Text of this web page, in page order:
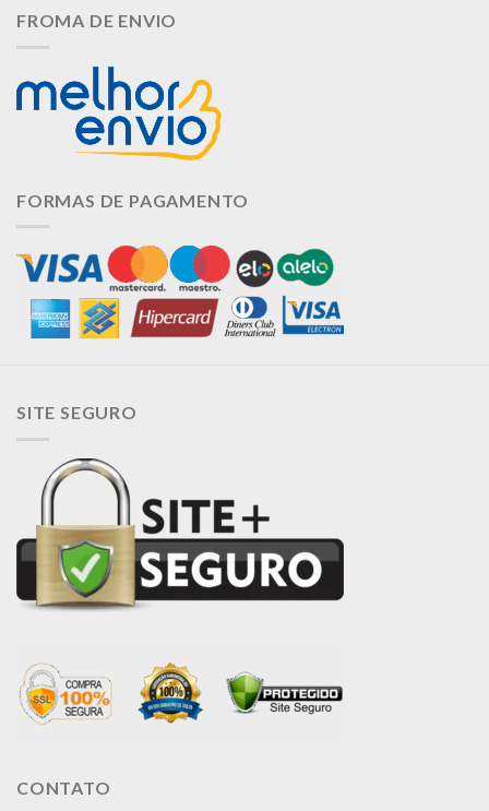
FROMA DE ENVIO
FORMAS DE PAGAMENTO
SITE SEGURO
CONTATO